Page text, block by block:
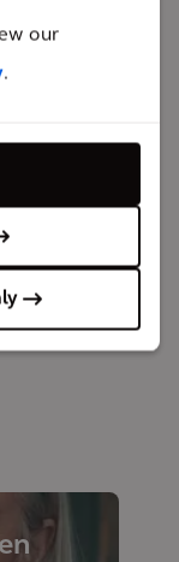
our
.
meebrengt,
voldoen aan
scholen